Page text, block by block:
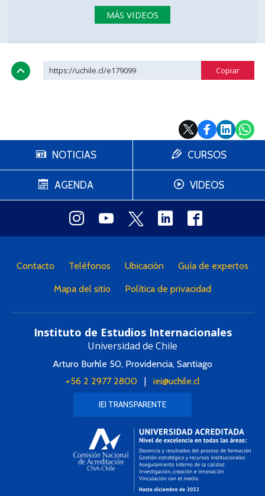
MÁS VIDEOS
https://uchile.cl/e179099
NOTICIAS
AGENDA
CURSOS
VIDEOS
Contacto Teléfonos Ubicación Guía de expertos
Mapa del sitio Política de privacidad
Instituto de Estudios Internacionales
Universidad de Chile
Arturo Burhle 50, Providencia, Santiago
+56 2 2977 2800| iei@uchile.cl
IEI TRANSPARENTE